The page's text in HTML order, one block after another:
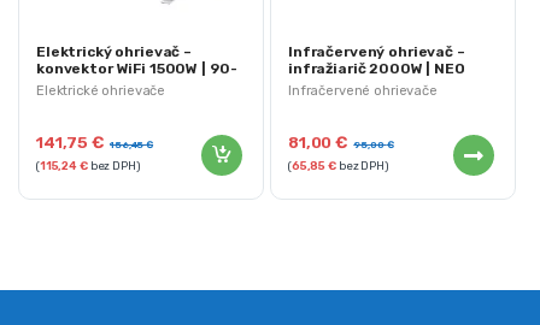
Elektrické ohrievače
Elektrický ohrievač –
konvektor WiFi 1500W | 90-
094
141,75€ 156,45€
(115,24€bez DPH)
Infračervené ohrievače
Infračervený ohrievač –
infražiarič 2000W | NEO
90-031
81,00€ 95,00€
(65,85€bez DPH)